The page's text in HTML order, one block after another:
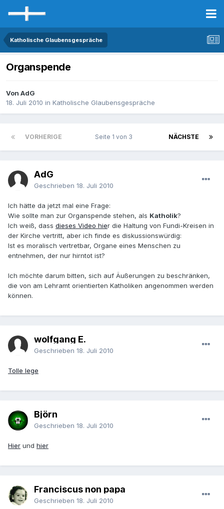
Katholische Glaubensgespräche
Organspende
Von AdG
18. Juli 2010 in Katholische Glaubensgespräche
VORHERIGE NÄCHSTE
Seite 1 von 3
AdG
Geschrieben 18. Juli 2010
Ich hätte da jetzt mal eine Frage:
Wie sollte man zur Organspende stehen, als Katholik?
Ich weiß, dass dieses Video hier die Haltung von Fundi-Kreisen in
der Kirche vertritt, aber ich finde es diskussionswürdig:
Ist es moralisch vertretbar, Organe eines Menschen zu
entnehmen, der nur hirntot ist?
Ich möchte darum bitten, sich auf Äußerungen zu beschränken,
die von am Lehramt orientierten Katholiken angenommen werden
können.
wolfgang E.
Geschrieben 18. Juli 2010
Tolle lege
Björn
Geschrieben 18. Juli 2010
Hier und hier
Franciscus non papa
Geschrieben 18. Juli 2010